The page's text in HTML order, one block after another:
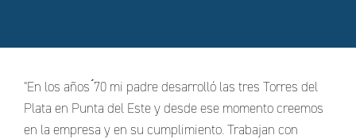
"En los años ́70 mi padre desarrolló las tres Torres del
Plata en Punta del Este y desde ese momento creemos
en la empresa y en su cumplimiento. Trabajan con